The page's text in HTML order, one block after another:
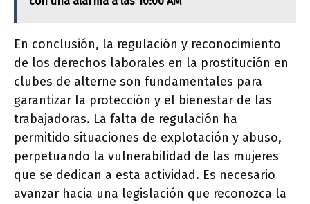
En conclusión, la regulación y reconocimiento
de los derechos laborales en la prostitución en
clubes de alterne son fundamentales para
garantizar la protección y el bienestar de las
trabajadoras. La falta de regulación ha
permitido situaciones de explotación y abuso,
perpetuando la vulnerabilidad de las mujeres
que se dedican a esta actividad. Es necesario
avanzar hacia una legislación que reconozca la